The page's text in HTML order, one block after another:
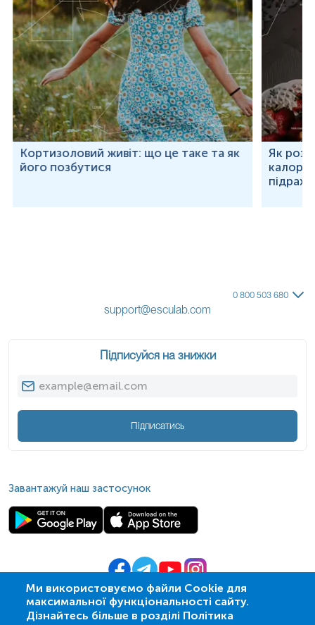
Кортизоловий живіт: що це таке та як
його позбутися
Як
Ми використовуємо файли Cookie для
максимальної функціональності сайту.
Дізнайтесь більше в розділі Політика
0 800 503 680
support@esculab.com
Підписуйся на знижки
Підписатись
Завантажуй наш застосунок
© 2009- 2026 | ПСМЛ «Ескулаб»